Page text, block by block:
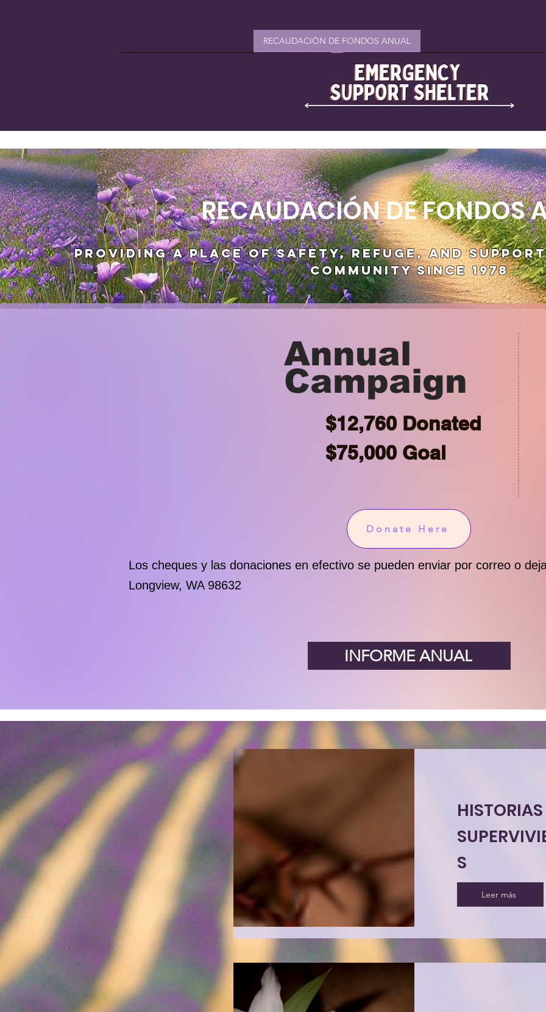
RECAUDACIÓN DE FONDOS ANUAL
RECAUDACIÓN DE FONDOS
Providing a place of safety, refuge, and
community since 1978
Donate Here
Annual
Campaign
$12,760 Donated
$75,000 Goal
Los cheques y las donaciones en efectivo se pueden enviar por correo o
Longview, WA 98632
INFORME ANUAL
S
Leer más